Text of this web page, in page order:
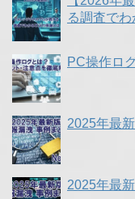
る調査で
PC操作ロ
2025年最
2025年最